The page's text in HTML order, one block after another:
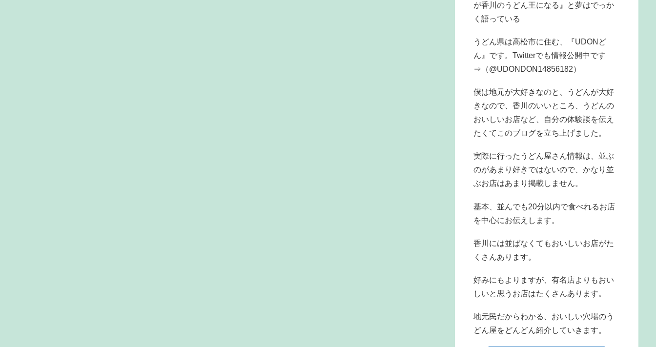
が香川のうどん王になる』と夢はでっか
く語っている
うどん県は高松市に住む、『UDONど
ん』です。Twitterでも情報公開中です
⇒（@UDONDON14856182）
僕は地元が大好きなのと、うどんが大好
きなので、香川のいいところ、うどんの
おいしいお店など、自分の体験談を伝え
たくてこのブログを立ち上げました。
実際に行ったうどん屋さん情報は、並ぶ
のがあまり好きではないので、かなり並
ぶお店はあまり掲載しません。
基本、並んでも20分以内で食べれるお店
を中心にお伝えします。
香川には並ばなくてもおいしいお店がた
くさんあります。
好みにもよりますが、有名店よりもおい
しいと思うお店はたくさんあります。
地元民だからわかる、おいしい穴場のう
どん屋をどんどん紹介していきます。